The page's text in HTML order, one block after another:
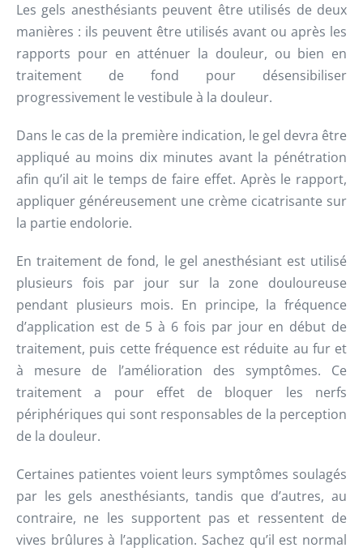
Les gels anesthésiants peuvent être utilisés de deux
manières : ils peuvent être utilisés avant ou après les
rapports pour en atténuer la douleur, ou bien en
traitement de fond pour désensibiliser
progressivement le vestibule à la douleur.
Dans le cas de la première indication, le gel devra être
appliqué au moins dix minutes avant la pénétration
afin qu’il ait le temps de faire effet. Après le rapport,
appliquer généreusement une crème cicatrisante sur
la partie endolorie.
En traitement de fond, le gel anesthésiant est utilisé
plusieurs fois par jour sur la zone douloureuse
pendant plusieurs mois. En principe, la fréquence
d’application est de 5 à 6 fois par jour en début de
traitement, puis cette fréquence est réduite au fur et
à mesure de l’amélioration des symptômes. Ce
traitement a pour effet de bloquer les nerfs
périphériques qui sont responsables de la perception
de la douleur.
Certaines patientes voient leurs symptômes soulagés
par les gels anesthésiants, tandis que d’autres, au
contraire, ne les supportent pas et ressentent de
vives brûlures à l’application. Sachez qu’il est normal